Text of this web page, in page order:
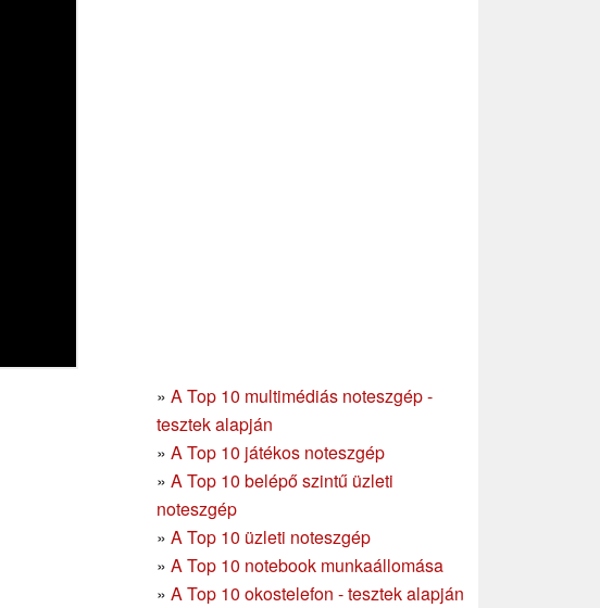
» A Top 10 multimédiás noteszgép -
tesztek alapján
» A Top 10 játékos noteszgép
» A Top 10 belépő szintű üzleti
noteszgép
» A Top 10 üzleti noteszgép
» A Top 10 notebook munkaállomása
» A Top 10 okostelefon - tesztek alapján